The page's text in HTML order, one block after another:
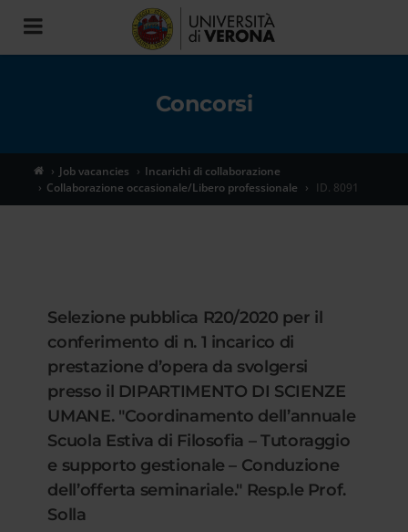
Toggle
navigation
Concorsi
Job vacancies
Incarichi di collaborazione
Collaborazione occasionale/Libero professionale
ID. 8091
Selezione pubblica R20/2020 per il
conferimento di n. 1 incarico di
prestazione d’opera da svolgersi
presso il DIPARTIMENTO DI SCIENZE
UMANE. "Coordinamento dell’annuale
Scuola Estiva di Filosofia – Tutoraggio
e supporto gestionale – Conduzione
dell’offerta seminariale." Resp.le Prof.
Solla